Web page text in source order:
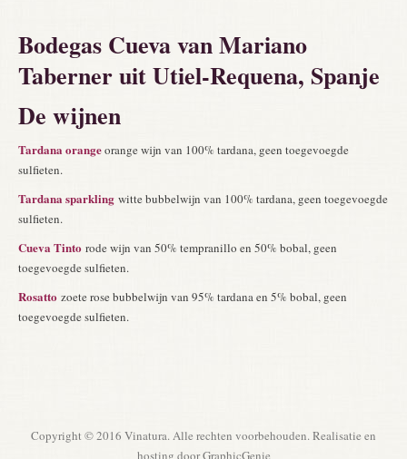
Bodegas Cueva van Mariano
Taberner uit Utiel-Requena, Spanje
De wijnen
Tardana orangeorange wijn van 100% tardana, geen toegevoegde
sulfieten.
Tardana sparkling witte bubbelwijn van 100% tardana, geen toegevoegde
sulfieten.
Cueva Tinto rode wijn van 50% tempranillo en 50% bobal, geen
toegevoegde sulfieten.
Rosatto zoete rose bubbelwijn van 95% tardana en 5% bobal, geen
toegevoegde sulfieten.
Copyright © 2016 Vinatura. Alle rechten voorbehouden. Realisatie en
hosting doorGraphicGenie